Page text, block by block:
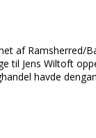
af Ramsherred/
til Jens Wiltoft
havde